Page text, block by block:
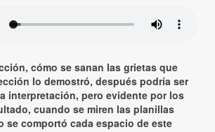
cómo se sanan las grietas que
lo demostró, después podría ser
interpretación, pero evidente por los
cuando se miren las planillas
se comportó cada espacio de este